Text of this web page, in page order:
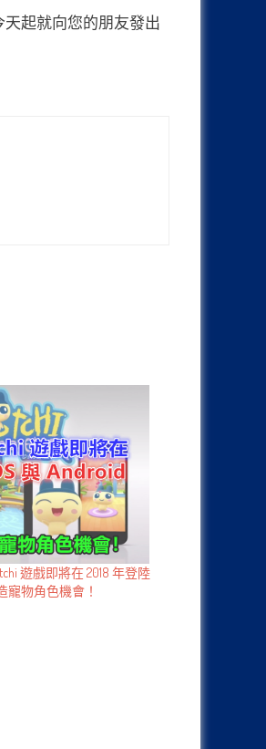
起就向您的朋友發出
遊戲即將在 2018 年登陸
寵物角色機會！